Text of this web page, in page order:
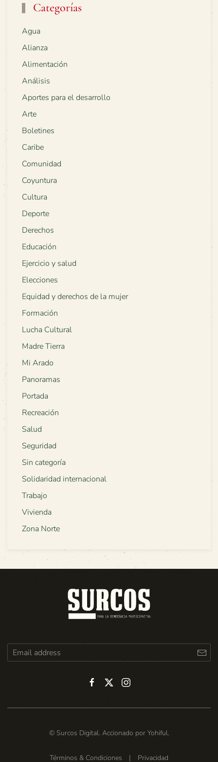
Categorías
Agua
Alianza
Alimentación
Análisis
Aportes para el desarrollo
Arte
Boletines
Caribe
Comunidad
Coyuntura
Cultura
Deporte
Derechos
Educación
Ejercicio y salud
Elecciones
Equidad y derechos de la mujer
Formación
Lucha Cultural
Madre Tierra
Mi Arado
Panoramas
Portada
Recreación
Salud
Seguridad
Sin categoría
Solidaridad internacional
Trabajo
Vivienda
Zona Norte
© Surcos Digital. Accionado por Yohiful.
Términos & Condiciones | Privacidad